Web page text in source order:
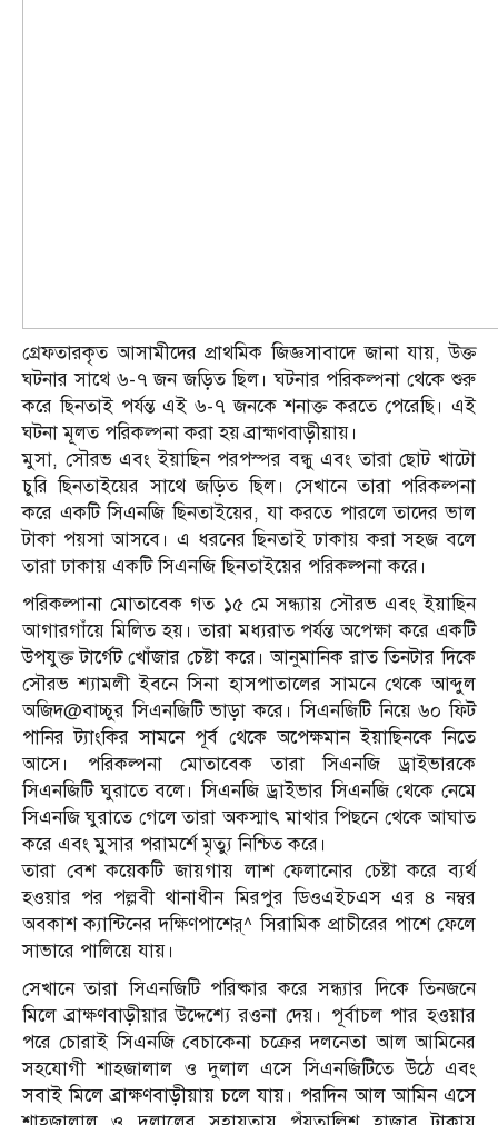
গ্রেফতারকৃত আসামীদের প্রাথমিক জিজ্ঞসাবাদে জানা যায়, উক্ত
ঘটনার সাথে ৬-৭ জন জড়িত ছিল। ঘটনার পরিকল্পনা থেকে শুরু
করে ছিনতাই পর্যন্ত এই ৬-৭ জনকে শনাক্ত করতে পেরেছি। এই
ঘটনা মূলত পরিকল্পনা করা হয় ব্রাহ্মণবাড়ীয়ায়।
মুসা, সৌরভ এবং ইয়াছিন পরপস্পর বন্ধু এবং তারা ছোট খাটো
চুরি ছিনতাইয়ের সাথে জড়িত ছিল। সেখানে তারা পরিকল্পনা
করে একটি সিএনজি ছিনতাইয়ের, যা করতে পারলে তাদের ভাল
টাকা পয়সা আসবে। এ ধরনের ছিনতাই ঢাকায় করা সহজ বলে
তারা ঢাকায় একটি সিএনজি ছিনতাইয়ের পরিকল্পনা করে।
পরিকল্পানা মোতাবেক গত ১৫ মে সন্ধ্যায় সৌরভ এবং ইয়াছিন
আগারগাঁয়ে মিলিত হয়। তারা মধ্যরাত পর্যন্ত অপেক্ষা করে একটি
উপযুক্ত টার্গেট খোঁজার চেষ্টা করে। আনুমানিক রাত তিনটার দিকে
সৌরভ শ্যামলী ইবনে সিনা হাসপাতালের সামনে থেকে আব্দুল
অজিদ@বাচ্চুর সিএনজিটি ভাড়া করে। সিএনজিটি নিয়ে ৬০ ফিট
পানির ট্যাংকির সামনে পূর্ব থেকে অপেক্ষমান ইয়াছিনকে নিতে
আসে। পরিকল্পনা মোতাবেক তারা সিএনজি ড্রাইভারকে
সিএনজিটি ঘুরাতে বলে। সিএনজি ড্রাইভার সিএনজি থেকে নেমে
সিএনজি ঘুরাতে গেলে তারা অকস্মাৎ মাথার পিছনে থেকে আঘাত
করে এবং মুসার পরামর্শে মৃত্যু নিশ্চিত করে।
তারা বেশ কয়েকটি জায়গায় লাশ ফেলানোর চেষ্টা করে ব্যর্থ
হওয়ার পর পল্লবী থানাধীন মিরপুর ডিওএইচএস এর ৪ নম্বর
অবকাশ ক্যান্টিনের দক্ষিণপাশের্^ সিরামিক প্রাচীরের পাশে ফেলে
সাভারে পালিয়ে যায়।
সেখানে তারা সিএনজিটি পরিষ্কার করে সন্ধ্যার দিকে তিনজনে
মিলে ব্রাক্ষণবাড়ীয়ার উদ্দেশ্যে রওনা দেয়। পূর্বাচল পার হওয়ার
পরে চোরাই সিএনজি বেচাকেনা চক্রের দলনেতা আল আমিনের
সহযোগী শাহজালাল ও দুলাল এসে সিএনজিটিতে উঠে এবং
সবাই মিলে ব্রাক্ষণবাড়ীয়ায় চলে যায়। পরদিন আল আমিন এসে